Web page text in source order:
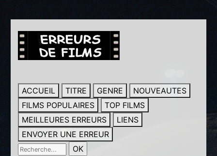
ACCUEIL TITRE GENRE
NOUVEAUTES
FILMS POPULAIRES
TOP FILMS
MEILLEURES ERREURS
LIENS
ENVOYER UNE ERREUR